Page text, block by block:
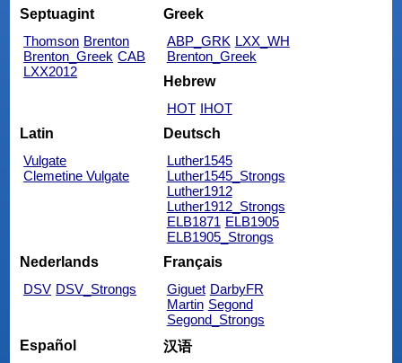
Septuagint
Thomson Brenton
Brenton_Greek CAB
LXX2012
Greek
ABP_GRK LXX_WH
Brenton_Greek
Hebrew
HOT IHOT
Latin
Vulgate
Clemetine Vulgate
Deutsch
Luther1545
Luther1545_Strongs
Luther1912
Luther1912_Strongs
ELB1871 ELB1905
ELB1905_Strongs
Nederlands
DSV DSV_Strongs
Français
Giguet DarbyFR
Martin Segond
Segond_Strongs
Español
汉语